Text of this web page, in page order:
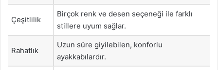
Çeşitlilik
Birçok renk ve desen seçeneği ile farklı
stillere uyum sağlar.
Rahatlık
Uzun süre giyilebilen, konforlu
ayakkabılardır.